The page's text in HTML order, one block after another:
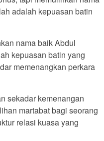
adalah kepuasan batin
nama baik Abdul
kepuasan batin yang
memenangkan perkara
sekadar kemenangan
martabat bagi seorang
relasi kuasa yang